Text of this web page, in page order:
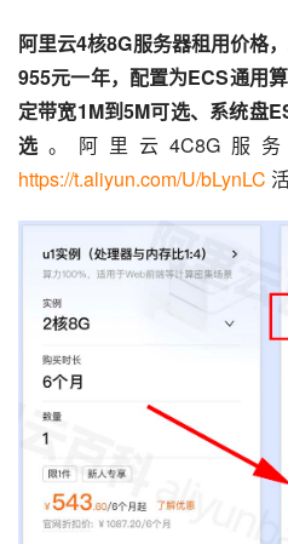
阿里云4核8G服务器租用价格
955元一年，配置为ECS通用
定带宽1M到5M可选、系统盘
选。阿里云4C8G服
https://t.aliyun.com/U/bLynLC